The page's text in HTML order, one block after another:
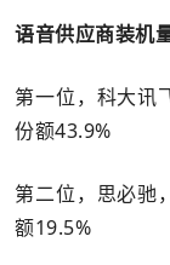
语音供应商装机
第一位，科大讯
份额43.9%
第二位，思必驰
额19.5%